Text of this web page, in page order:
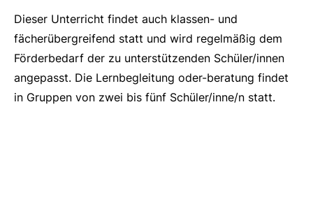
Dieser Unterricht findet auch klassen- und
fächerübergreifend statt und wird regelmäßig dem
Förderbedarf der zu unterstützenden Schüler/innen
angepasst. Die Lernbegleitung oder-beratung findet
in Gruppen von zwei bis fünf Schüler/inne/n statt.